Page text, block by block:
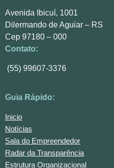
Avenida Ibicuí, 1001
Dilermando de Aguiar – RS
Cep 97180 – 000
Contato:
(55) 99607-3376
Guia Rápido:
Inicio
Notícias
Sala do Empreendedor
Radar da Transparência
Estrutura Organizacional